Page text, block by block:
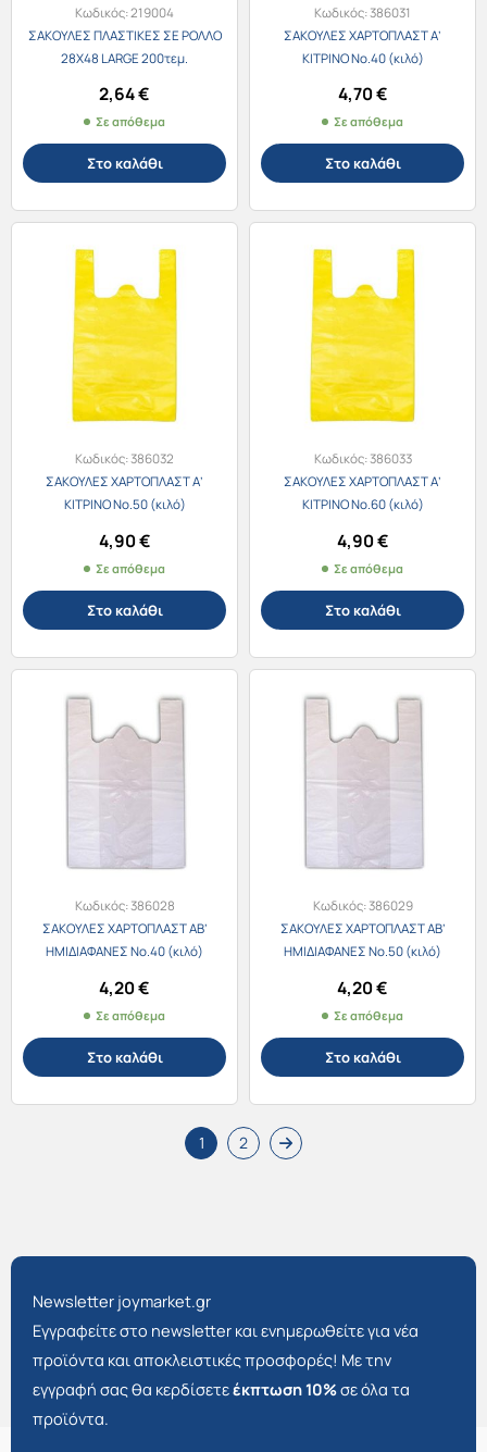
Κωδικός:219004
ΣΑΚΟΥΛΕΣ ΠΛΑΣΤΙΚΕΣ ΣΕ ΡΟΛΛΟ
28Χ48 LARGE 200τεμ.
2,64€
Σε απόθεμα
Στο καλάθι
Κωδικός:386031
ΣΑΚΟΥΛΕΣ ΧΑΡΤΟΠΛΑΣΤ Α’
ΚΙΤΡΙΝΟ Νο.40 (κιλό)
4,70€
Σε απόθεμα
Στο καλάθι
Κωδικός:386032
ΣΑΚΟΥΛΕΣ ΧΑΡΤΟΠΛΑΣΤ Α’
ΚΙΤΡΙΝΟ Νο.50 (κιλό)
4,90€
Σε απόθεμα
Στο καλάθι
Κωδικός:386033
ΣΑΚΟΥΛΕΣ ΧΑΡΤΟΠΛΑΣΤ Α’
ΚΙΤΡΙΝΟ Νο.60 (κιλό)
4,90€
Σε απόθεμα
Στο καλάθι
Κωδικός:386028
ΣΑΚΟΥΛΕΣ ΧΑΡΤΟΠΛΑΣΤ ΑΒ’
ΗΜΙΔΙΑΦΑΝΕΣ Νο.40 (κιλό)
4,20€
Σε απόθεμα
Στο καλάθι
Κωδικός:386029
ΣΑΚΟΥΛΕΣ ΧΑΡΤΟΠΛΑΣΤ ΑΒ’
ΗΜΙΔΙΑΦΑΝΕΣ Νο.50 (κιλό)
4,20€
Σε απόθεμα
Στο καλάθι
1 2
Newsletter joymarket.gr
Εγγραφείτε στο newsletter και ενημερωθείτε για νέα
προϊόντα και αποκλειστικές προσφορές! Με την
εγγραφή σας θα κερδίσετεέκπτωση 10%σε όλα τα
προϊόντα.